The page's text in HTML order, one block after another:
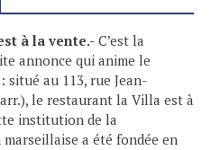
à la vente.- C’est la
annonce qui anime le
situé au 113, rue Jean-
le restaurant la Villa est à
institution de la
a été fondée en